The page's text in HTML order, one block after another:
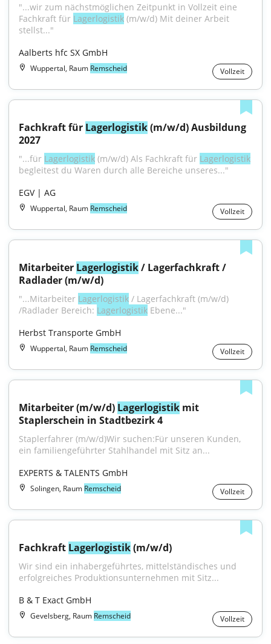
"...wir zum nächstmöglichen Zeitpunkt in Vollzeit eine
Fachkraft für Lagerlogistik (m/w/d) Mit deiner Arbeit
stellst..."
Aalberts hfc SX GmbH
Wuppertal, Raum Remscheid Vollzeit
Fachkraft für Lagerlogistik (m/w/d) Ausbildung
2027
"...für Lagerlogistik (m/w/d) Als Fachkraft für Lagerlogistik
begleitest du Waren durch alle Bereiche unseres..."
EGV | AG
Wuppertal, Raum Remscheid Vollzeit
Mitarbeiter Lagerlogistik / Lagerfachkraft /
Radlader (m/w/d)
"...Mitarbeiter Lagerlogistik / Lagerfachkraft (m/w/d)
/Radlader Bereich: Lagerlogistik Ebene..."
Herbst Transporte GmbH
Wuppertal, Raum Remscheid Vollzeit
Mitarbeiter (m/w/d) Lagerlogistik mit
Staplerschein in Stadtbezirk 4
Staplerfahrer (m/w/d)Wir suchen:Für unseren Kunden,
ein familiengeführter Stahlhandel mit Sitz an...
EXPERTS & TALENTS GmbH
Solingen, Raum Remscheid Vollzeit
Fachkraft Lagerlogistik (m/w/d)
Wir sind ein inhabergeführtes, mittelständisches und
erfolgreiches Produktionsunternehmen mit Sitz...
B & T Exact GmbH
Gevelsberg, Raum Remscheid Vollzeit